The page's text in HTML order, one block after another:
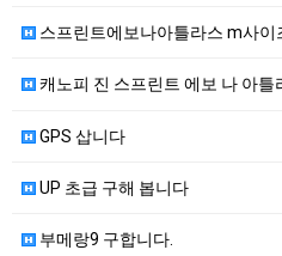
스프린트에보나아틀라스 m사이즈
캐노피 진 스프린트 에보 나 아틀
GPS 삽니다
UP 초급 구해 봅니다
부메랑9 구합니다.